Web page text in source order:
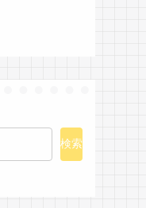
検索